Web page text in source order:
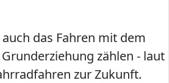
das Fahren mit dem
zählen - laut
zur Zukunft.